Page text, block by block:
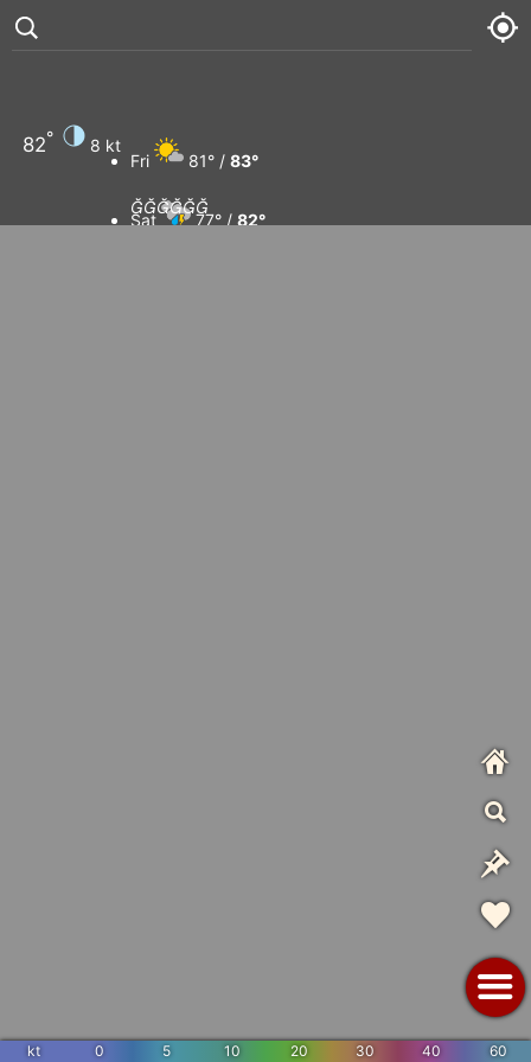
kt 0 5 10 20 30 40 60
82° 8 kt
Fri 81° / 83°
Sat 77° / 82°
